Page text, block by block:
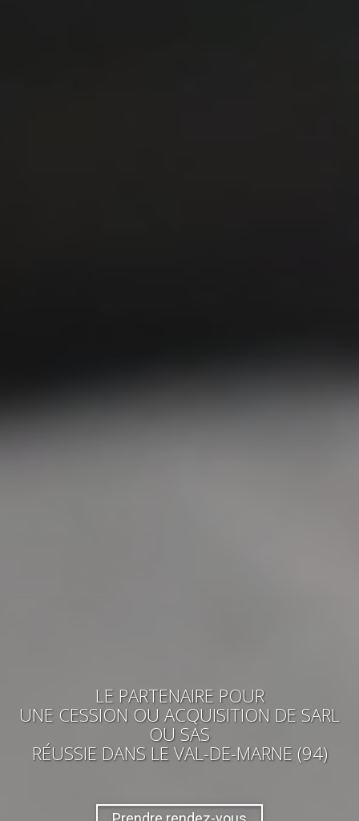
LE PARTENAIRE POUR
UNE CESSION OU ACQUISITION DE SARL
OU SAS
RÉUSSIE DANS LE VAL-DE-MARNE (94)